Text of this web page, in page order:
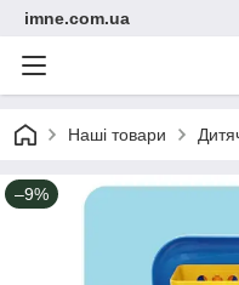
imne.com.ua
Наші товари
–9%